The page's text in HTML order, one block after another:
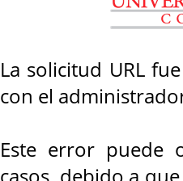
La solicitud URL
con el
Este error puede
casos, debido a